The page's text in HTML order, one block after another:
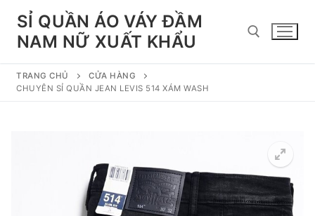
Chuyển
đếnSỈ QUẦN ÁO VÁY ĐẦM
NAM NỮ XUẤT KHẨU
Tìm kiếm cho:
TRANG CHỦ
CỬA HÀNG
CHUYÊN SỈ QUẦN JEAN LEVIS 514 XÁM WASH